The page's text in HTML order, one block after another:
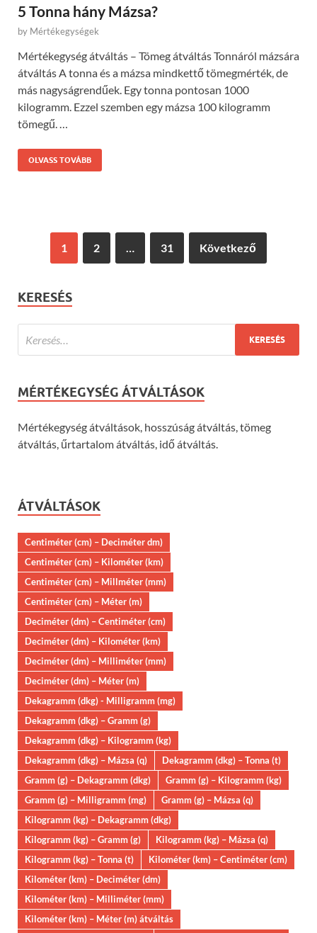
5 Tonna hány Mázsa?
by Mértékegységek
Mértékegység átváltás – Tömeg átváltás Tonnáról mázsára
átváltás A tonna és a mázsa mindkettő tömegmérték, de
más nagyságrendűek. Egy tonna pontosan 1000
kilogramm. Ezzel szemben egy mázsa 100 kilogramm
tömegű. …
OLVASS TOVÁBB
1 2 … 31 Következő
KERESÉS
MÉRTÉKEGYSÉG ÁTVÁLTÁSOK
Mértékegység átváltások, hosszúság átváltás, tömeg
átváltás, űrtartalom átváltás, idő átváltás.
ÁTVÁLTÁSOK
Centiméter (cm) – Deciméter dm)
Centiméter (cm) – Kilométer (km)
Centiméter (cm) – Millméter (mm)
Centiméter (cm) – Méter (m)
Deciméter (dm) – Centiméter (cm)
Deciméter (dm) – Kilométer (km)
Deciméter (dm) – Milliméter (mm)
Deciméter (dm) – Méter (m)
Dekagramm (dkg) - Milligramm (mg)
Dekagramm (dkg) – Gramm (g)
Dekagramm (dkg) – Kilogramm (kg)
Dekagramm (dkg) – Mázsa (q)
Dekagramm (dkg) – Tonna (t)
Gramm (g) – Dekagramm (dkg)
Gramm (g) – Kilogramm (kg)
Gramm (g) – Milligramm (mg)
Gramm (g) – Mázsa (q)
Kilogramm (kg) – Dekagramm (dkg)
Kilogramm (kg) – Gramm (g)
Kilogramm (kg) – Mázsa (q)
Kilogramm (kg) – Tonna (t)
Kilométer (km) – Centiméter (cm)
Kilométer (km) – Deciméter (dm)
Kilométer (km) – Milliméter (mm)
Kilométer (km) – Méter (m) átváltás